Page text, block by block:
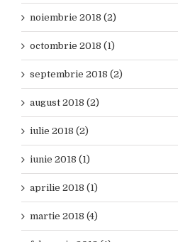
noiembrie 2018 (2)
octombrie 2018 (1)
septembrie 2018 (2)
august 2018 (2)
iulie 2018 (2)
iunie 2018 (1)
aprilie 2018 (1)
martie 2018 (4)